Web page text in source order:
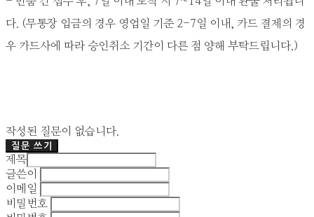
다. (무통장 입금의 경우 영업일 기준 2-7일 이내, 카드 결제의 경
우 카드사에 따라 승인취소 기간이 다른 점 양해 부탁드립니다.)
작성된 질문이 없습니다.
질문 쓰기
제목
글쓴이
이메일
비밀번호